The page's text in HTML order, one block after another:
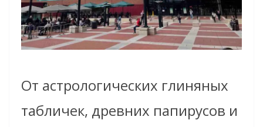
От астрологических глиняных
табличек, древних папирусов и